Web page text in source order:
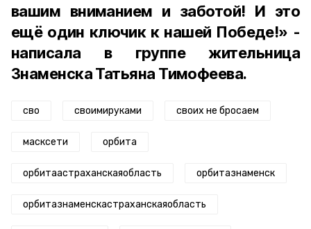
вашим вниманием и заботой! И это
ещё один ключик к нашей Победе!» -
написала в группе жительница
Знаменска Татьяна Тимофеева.
сво своимируками своих не бросаем
масксети орбита
орбитаастраханскаяобласть орбитазнаменск
орбитазнаменскастраханскаяобласть